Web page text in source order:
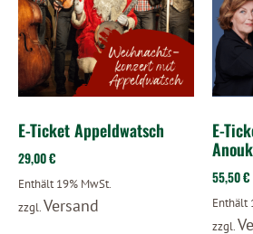
E-Ticket Appeldwatsch
29,00€
Enthält 19% MwSt.
zzgl.Versand
E-
55,50€
Enthält
zzgl.